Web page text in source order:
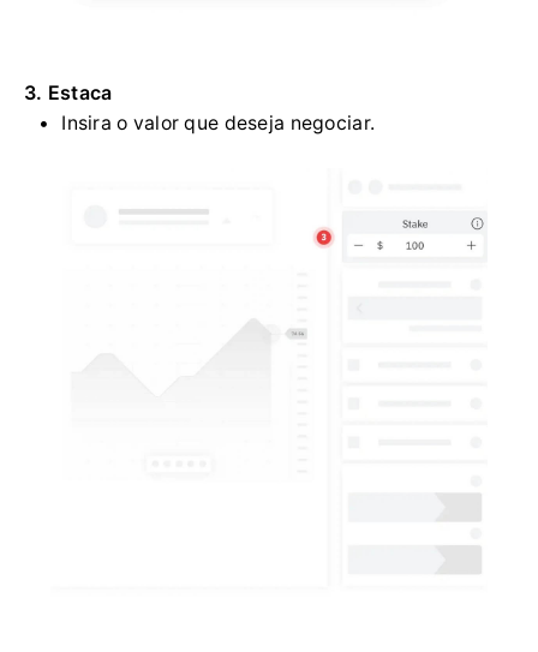
3. Estaca
Insira o valor que deseja negociar.